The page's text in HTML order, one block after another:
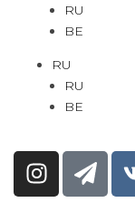
RU
BE
RU
RU
BE